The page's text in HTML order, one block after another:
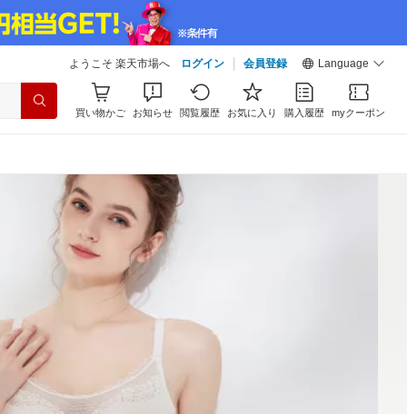
ようこそ 楽天市場へ ログイン 会員登録 Language
買い物かご お知らせ 閲覧履歴 お気に入り 購入履歴 myクーポン